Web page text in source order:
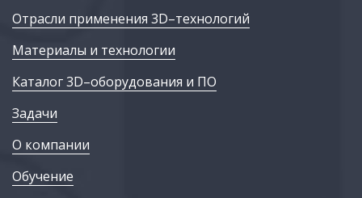
Отрасли применения 3D–технологий
Материалы и технологии
Каталог 3D–оборудования и ПО
Задачи
О компании
Обучение